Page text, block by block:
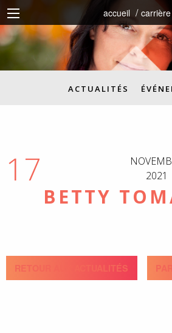
accueil carrière
ACTUALITÉS
17
2021
BETTY
RETOUR AUX ACTUALITÉS